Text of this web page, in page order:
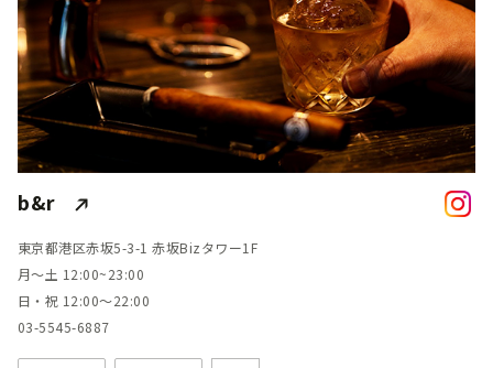
b&r
東京都港区赤坂5-3-1 赤坂Bizタワー1F
月〜土 12:00~23:00
日・祝 12:00〜22:00
03-5545-6887